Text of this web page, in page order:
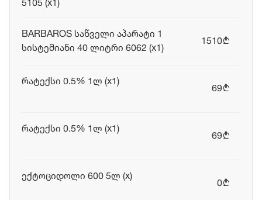
5105 (x1)
BARBAROS საწველი აპარატი 1
სისტემიანი 40 ლიტრი 6062 (x1)
1510b
რატექსი 0.5% 1ლ (x1)
69b
რატექსი 0.5% 1ლ (x1)
69b
ექტოციდოლი 600 5ლ (x)
0b